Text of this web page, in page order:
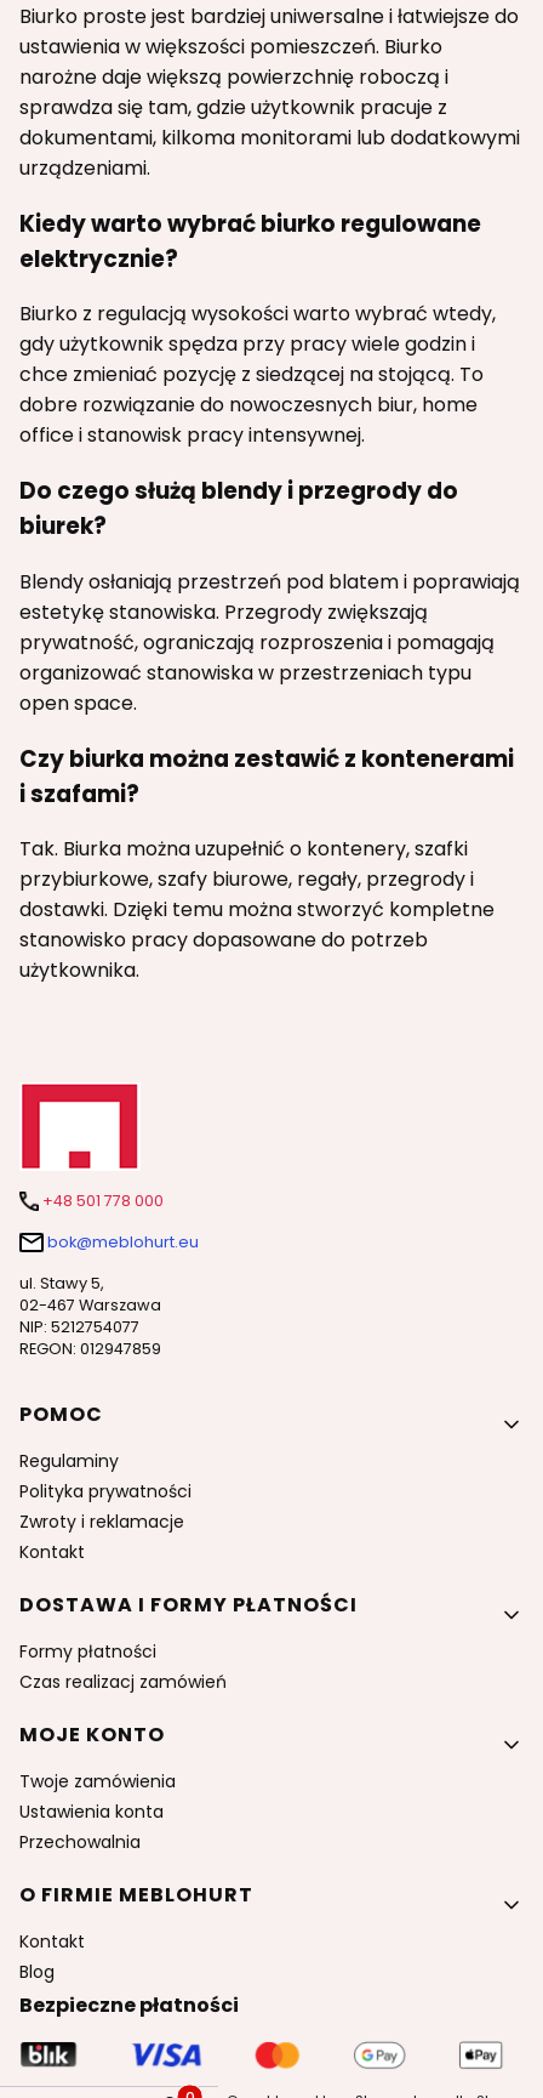
Biurko proste jest bardziej uniwersalne i łatwiejsze do
ustawienia w większości pomieszczeń. Biurko
narożne daje większą powierzchnię roboczą i
sprawdza się tam, gdzie użytkownik pracuje z
dokumentami, kilkoma monitorami lub dodatkowymi
urządzeniami.
Kiedy warto wybrać biurko regulowane
elektrycznie?
Biurko z regulacją wysokości warto wybrać wtedy,
gdy użytkownik spędza przy pracy wiele godzin i
chce zmieniać pozycję z siedzącej na stojącą. To
dobre rozwiązanie do nowoczesnych biur, home
office i stanowisk pracy intensywnej.
Do czego służą blendy i przegrody do
biurek?
Blendy osłaniają przestrzeń pod blatem i poprawiają
estetykę stanowiska. Przegrody zwiększają
prywatność, ograniczają rozproszenia i pomagają
organizować stanowiska w przestrzeniach typu
open space.
Czy biurka można zestawić z kontenerami
i szafami?
Tak. Biurka można uzupełnić o kontenery, szafki
przybiurkowe, szafy biurowe, regały, przegrody i
dostawki. Dzięki temu można stworzyć kompletne
stanowisko pracy dopasowane do potrzeb
użytkownika.
+48 501 778 000
bok@meblohurt.eu
ul. Stawy 5,
02-467 Warszawa
NIP: 5212754077
REGON: 012947859
Linki w stopce
POMOC
Regulaminy
Polityka prywatności
Zwroty i reklamacje
Kontakt
DOSTAWA I FORMY PŁATNOŚCI
Formy płatności
Czas realizacj zamówień
MOJE KONTO
Twoje zamówienia
Ustawienia konta
Przechowalnia
O FIRMIE MEBLOHURT
Kontakt
Blog
Bezpieczne płatności